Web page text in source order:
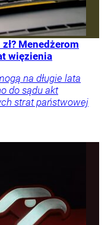
Menedżerom
więzienia
na długie lata
do sądu akt
strat państwowej